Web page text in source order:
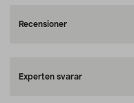
Recensioner
Experten svarar